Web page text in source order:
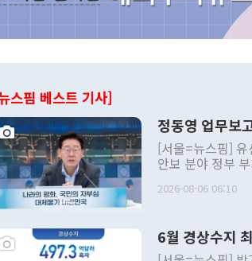
스핌 베스트 기사]
정동영 업무보
[서울=뉴스핌] 유
안보 분야 정부
발언 중에는 정부
주의적 희망에 근
관의 대북 정책
2026-08-06 06:10
6월 경상수지